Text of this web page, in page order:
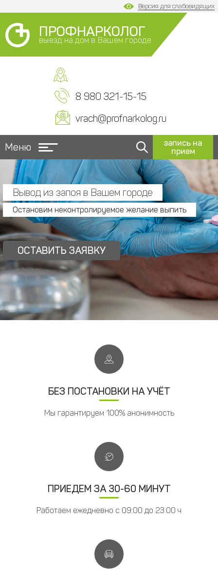
Версия для слабовидящих
ПРОФНАРКОЛОГ
выезд на дом в Вашем городе
8 980 321-15-15
vrach@profnarkolog.ru
Меню
запись на
прием
Вывод из запоя в Вашем городе
Остановим неконтролируемое желание выпить
ОСТАВИТЬ ЗАЯВКУ
БЕЗ ПОСТАНОВКИ НА УЧЁТ
Мы гарантируем 100% анонимность
ПРИЕДЕМ ЗА 30-60 МИНУТ
Работаем ежедневно с 09:00 до 23:00 ч